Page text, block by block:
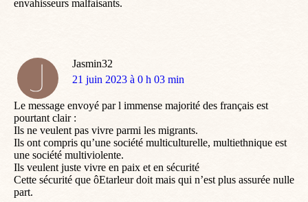
envahisseurs malfaisants.
Jasmin32
dit
21 juin 2023 à 0 h 03 min
Le message envoyé par l immense majorité des français est
pourtant clair :
Ils ne veulent pas vivre parmi les migrants.
Ils ont compris qu’une société multiculturelle, multiethnique est
une société multiviolente.
Ils veulent juste vivre en paix et en sécurité
Cette sécurité que ôEtarleur doit mais qui n’est plus assurée nulle
part.